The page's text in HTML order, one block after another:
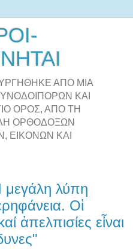
ΑΠΟ ΜΙΑ
ΚΑΙ
ΟΡΟΣ, ΑΠΟ ΤΗ
ΟΡΘΟΔΟΞΩΝ
ΕΙΚΟΝΩΝ ΚΑΙ
μεγάλη λύπη
Οἱ
ἀπελπισίες εἶναι